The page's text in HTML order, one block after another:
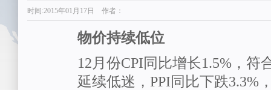
时间:2015年01月17日 作者：
物价持续低位
12月份CPI同比增长1.5%，符
延续低迷，PPI同比下跌3.3%